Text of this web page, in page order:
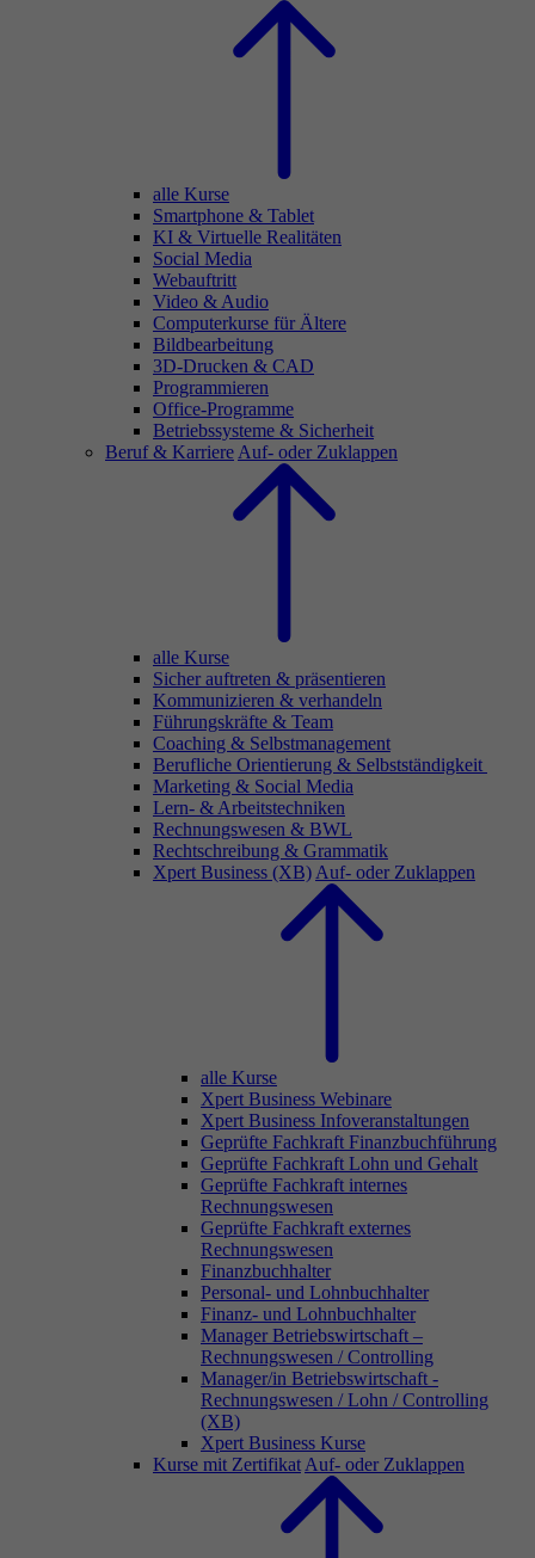
alle Kurse
Smartphone & Tablet
KI & Virtuelle Realitäten
Social Media
Webauftritt
Video & Audio
Computerkurse für Ältere
Bildbearbeitung
3D-Drucken & CAD
Programmieren
Office-Programme
Betriebssysteme & Sicherheit
Beruf & Karriere Auf- oder Zuklappen
alle Kurse
Sicher auftreten & präsentieren
Kommunizieren & verhandeln
Führungskräfte & Team
Coaching & Selbstmanagement
Berufliche Orientierung & Selbstständigkeit
Marketing & Social Media
Lern- & Arbeitstechniken
Rechnungswesen & BWL
Rechtschreibung & Grammatik
Xpert Business (XB) Auf- oder Zuklappen
alle Kurse
Xpert Business Webinare
Xpert Business Infoveranstaltungen
Geprüfte Fachkraft Finanzbuchführung
Geprüfte Fachkraft Lohn und Gehalt
Geprüfte Fachkraft internes
Rechnungswesen
Geprüfte Fachkraft externes
Rechnungswesen
Finanzbuchhalter
Personal- und Lohnbuchhalter
Finanz- und Lohnbuchhalter
Manager Betriebswirtschaft –
Rechnungswesen / Controlling
Manager/in Betriebswirtschaft -
Rechnungswesen / Lohn / Controlling
(XB)
Xpert Business Kurse
Kurse mit Zertifikat Auf- oder Zuklappen